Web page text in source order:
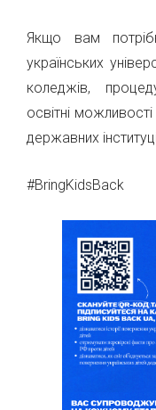
Якщо вам
українських
коледжів,
освітні
державних
#BringKidsBack